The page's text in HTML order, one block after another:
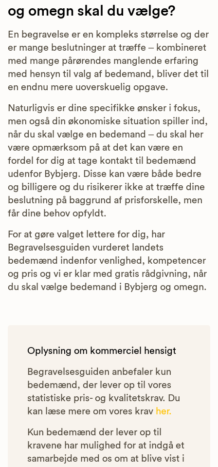
og omegn skal du vælge?
En begravelse er en kompleks størrelse og der
er mange beslutninger at træffe – kombineret
med mange pårørendes manglende erfaring
med hensyn til valg af bedemand, bliver det til
en endnu mere uoverskuelig opgave.
Naturligvis er dine specifikke ønsker i fokus,
men også din økonomiske situation spiller ind,
når du skal vælge en bedemand – du skal her
være opmærksom på at det kan være en
fordel for dig at tage kontakt til bedemænd
udenfor Bybjerg. Disse kan være både bedre
og billigere og du risikerer ikke at træffe dine
beslutning på baggrund af prisforskelle, men
får dine behov opfyldt.
For at gøre valget lettere for dig, har
Begravelsesguiden vurderet landets
bedemænd indenfor venlighed, kompetencer
og pris og vi er klar med gratis rådgivning, når
du skal vælge bedemand i Bybjerg og omegn.
Oplysning om kommerciel hensigt
Begravelsesguiden anbefaler kun
bedemænd, der lever op til vores
statistiske pris- og kvalitetskrav. Du
kan læse mere om vores krav her.
Kun bedemænd der lever op til
kravene har mulighed for at indgå et
samarbejde med os om at blive vist i